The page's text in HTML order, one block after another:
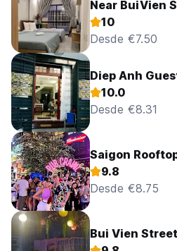
Near BuiVien
10
Desde €7.50
Diep Anh
10.0
Desde €8.31
Saigon
9.8
Desde €8.75
Bui Vien